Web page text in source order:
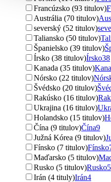
Francúzsko (93 titulov)
Austrália (70 titulov)
severský (52 titulov)
Taliansko (50 titulov)
Španielsko (39 titulov)
Írsko (38 titulov)Írsko38
Kanada (35 titulov)
Nórsko (22 titulov)
Švédsko (20 titulov)
Rakúsko (16 titulov)
Ukrajina (16 titulov)
Holandsko (15 titulov)
Čína (9 titulov)Čína9
Južná Kórea (9 titulov)
Fínsko (7 titulov)Fínsko
Maďarsko (5 titulov)
Rusko (5 titulov)Rusko5
Irán (4 tituly)Irán4